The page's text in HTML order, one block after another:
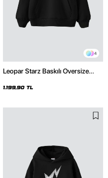
4
Leopar Starz Baskılı Oversize
1.199,90 TL